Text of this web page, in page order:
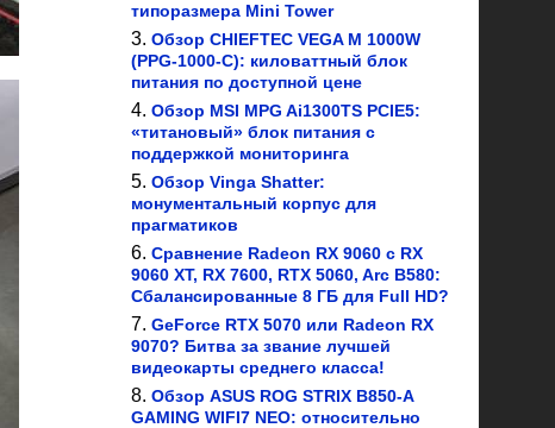
типоразмера Mini Tower
Обзор CHIEFTEC VEGA M 1000W
(PPG-1000-C): киловаттный блок
питания по доступной цене
Обзор MSI MPG Ai1300TS PCIE5:
«титановый» блок питания с
поддержкой мониторинга
Обзор Vinga Shatter:
монументальный корпус для
прагматиков
Сравнение Radeon RX 9060 с RX
9060 XT, RX 7600, RTX 5060, Arc B580:
Сбалансированные 8 ГБ для Full HD?
GeForce RTX 5070 или Radeon RX
9070? Битва за звание лучшей
видеокарты среднего класса!
Обзор ASUS ROG STRIX B850-A
GAMING WIFI7 NEO: относительно